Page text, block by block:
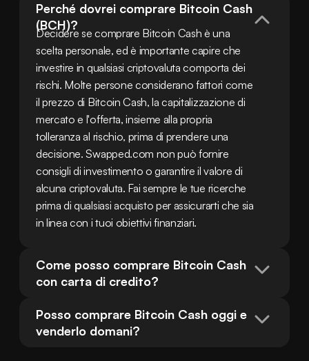
Perché dovrei comprare Bitcoin Cash
(BCH)?
Decidere se comprare Bitcoin Cash è una
scelta personale, ed è importante capire che
investire in qualsiasi criptovaluta comporta dei
rischi. Molte persone considerano fattori come
il prezzo di Bitcoin Cash, la capitalizzazione di
mercato e l'offerta, insieme alla propria
tolleranza al rischio, prima di prendere una
decisione. Swapped.com non può fornire
consigli di investimento o garantire il valore di
alcuna criptovaluta. Fai sempre le tue ricerche
prima di qualsiasi acquisto per assicurarti che sia
in linea con i tuoi obiettivi finanziari.
Come posso comprare Bitcoin Cash
con carta di credito?
Posso comprare Bitcoin Cash oggi e
venderlo domani?